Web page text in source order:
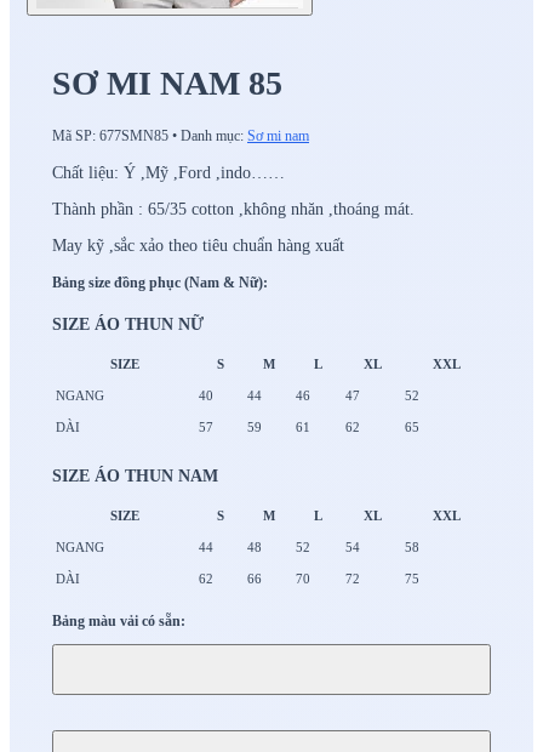
SƠ MI NAM 85
Mã SP: 677SMN85 • Danh mục: Sơ mi nam
Chất liệu: Ý ,Mỹ ,Ford ,indo……
Thành phần : 65/35 cotton ,không nhăn ,thoáng mát.
May kỹ ,sắc xảo theo tiêu chuẩn hàng xuất
Bảng size đồng phục (Nam & Nữ):
SIZE ÁO THUN NỮ
SIZE S M L XL XXL
NGANG 40 44 46 47 52
DÀI 57 59 61 62 65
SIZE ÁO THUN NAM
SIZE S M L XL XXL
NGANG 44 48 52 54 58
DÀI 62 66 70 72 75
Bảng màu vải có sẵn: